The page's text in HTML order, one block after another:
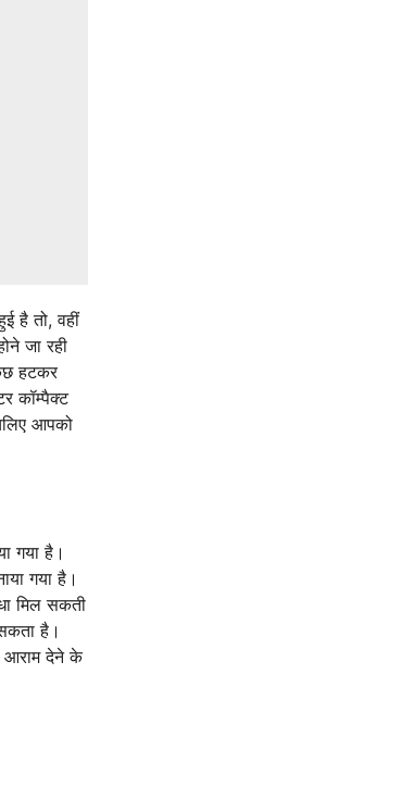
है तो, वहीं
जा रही
हटकर
कॉम्पैक्ट
आपको
गया है।
गया है।
मिल सकती
है।
आराम देने के